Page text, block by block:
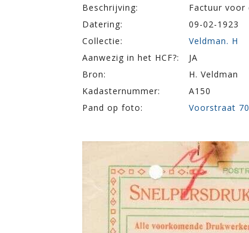
Beschrijving:
Factuur voor
Datering:
09-02-1923
Collectie:
Veldman. H
Aanwezig in het HCF?:
JA
Bron:
H. Veldman
Kadasternummer:
A150
Pand op foto:
Voorstraat 70